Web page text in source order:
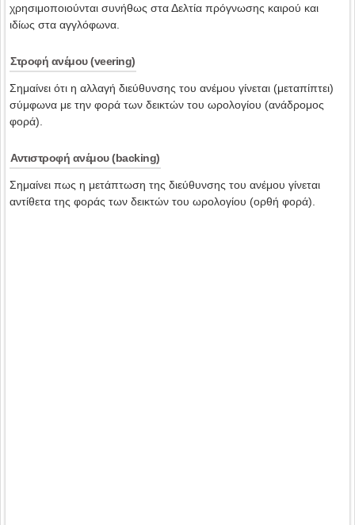
χρησιμοποιούνται συνήθως στα Δελτία πρόγνωσης καιρού και
ιδίως στα αγγλόφωνα.
Στροφή ανέμου (veering)
Σημαίνει ότι η αλλαγή διεύθυνσης του ανέμου γίνεται (μεταπίπτει)
σύμφωνα με την φορά των δεικτών του ωρολογίου (ανάδρομος
φορά).
Αντιστροφή ανέμου (backing)
Σημαίνει πως η μετάπτωση της διεύθυνσης του ανέμου γίνεται
αντίθετα της φοράς των δεικτών του ωρολογίου (ορθή φορά).